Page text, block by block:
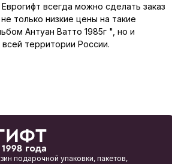
всегда можно сделать заказ
только низкие цены на такие
Антуан Ватто 1985г ", но и
территории России.
подарочной упаковки, пакетов,